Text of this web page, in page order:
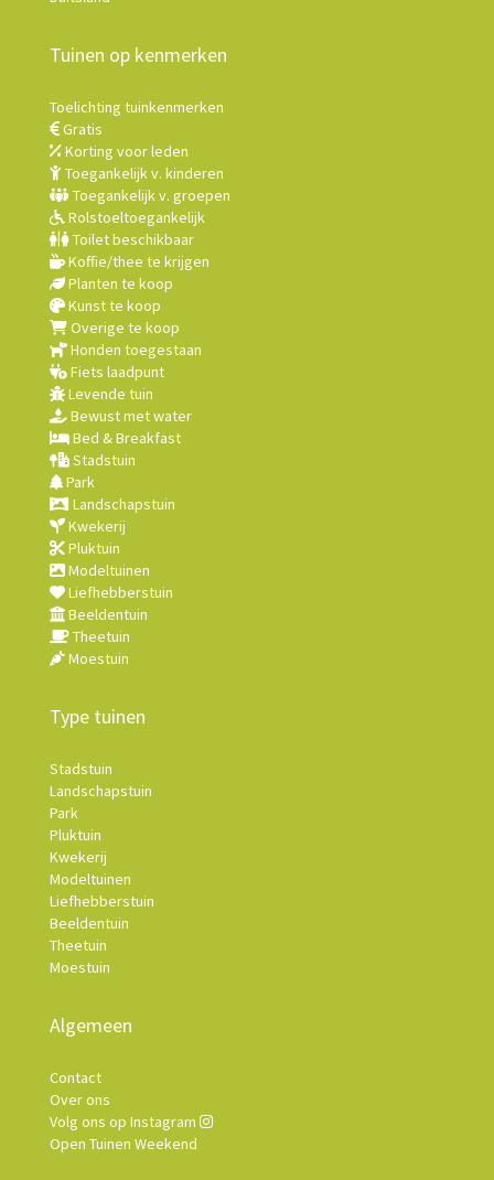
Tuinen op kenmerken
Toelichting tuinkenmerken
Gratis
Korting voor leden
Toegankelijk v. kinderen
Toegankelijk v. groepen
Rolstoeltoegankelijk
Toilet beschikbaar
Koffie/thee te krijgen
Planten te koop
Kunst te koop
Overige te koop
Honden toegestaan
Fiets laadpunt
Levende tuin
Bewust met water
Bed & Breakfast
Stadstuin
Park
Landschapstuin
Kwekerij
Pluktuin
Modeltuinen
Liefhebberstuin
Beeldentuin
Theetuin
Moestuin
Type tuinen
Stadstuin
Landschapstuin
Park
Pluktuin
Kwekerij
Modeltuinen
Liefhebberstuin
Beeldentuin
Theetuin
Moestuin
Algemeen
Contact
Over ons
Volg ons op Instagram
Open Tuinen Weekend